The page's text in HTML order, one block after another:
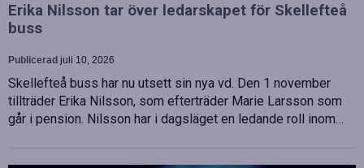
Erika Nilsson tar över ledarskapet för Skellefteå
buss
Publicerad juli 10, 2026
Skellefteå buss har nu utsett sin nya vd. Den 1 november
tillträder Erika Nilsson, som efterträder Marie Larsson som
går i pension. Nilsson har i dagsläget en ledande roll inom…